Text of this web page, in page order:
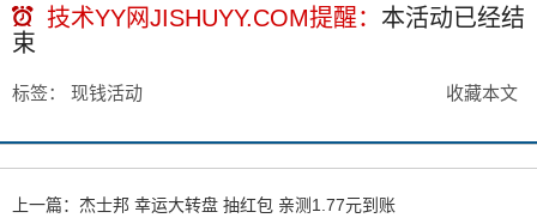
技术YY网JISHUYY.COM提醒： 本活动已经结
束
收藏本文
标签： 现钱活动
上一篇： 杰士邦 幸运大转盘 抽红包 亲测1.77元到账